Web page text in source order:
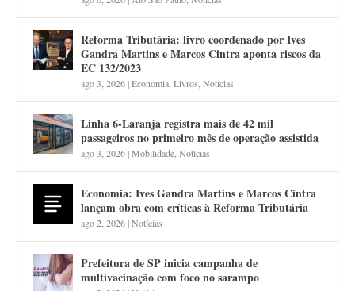
Reforma Tributária: livro coordenado por Ives
Gandra Martins e Marcos Cintra aponta riscos da
EC 132/2023
ago 3, 2026|Economia ,Livros ,Notícias
Linha 6-Laranja registra mais de 42 mil
passageiros no primeiro mês de operação assistida
ago 3, 2026|Mobilidade ,Notícias
Economia: Ives Gandra Martins e Marcos Cintra
lançam obra com críticas à Reforma Tributária
ago 2, 2026|Notícias
Prefeitura de SP inicia campanha de
multivacinação com foco no sarampo